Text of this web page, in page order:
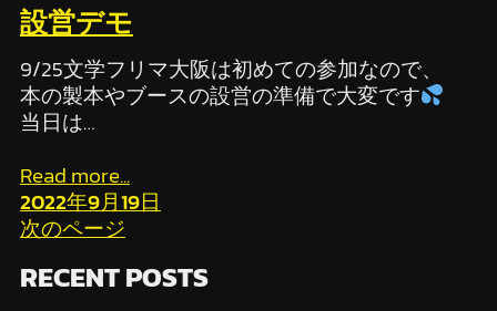
設営デモ
9/25文学フリマ大阪は初めての参加なので、
本の製本やブースの設営の準備で大変です
当日は…
Read more...
2022年9月19日
次のページ
RECENT POSTS